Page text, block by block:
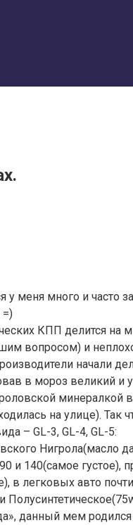
меня много и часто
=)
КПП делится на
вопросом) и
начали
в мороз великий
на улице). Так
– GL-3, GL-4, GL-5:
Нигрола(масло
и 140(самое
легковых авто
данный мем